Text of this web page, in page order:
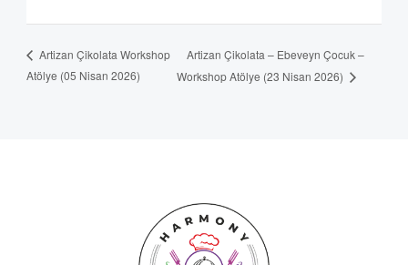
Artizan Çikolata Workshop
Atölye (05 Nisan 2026)
Artizan Çikolata – Ebeveyn Çocuk –
Workshop Atölye (23 Nisan 2026)